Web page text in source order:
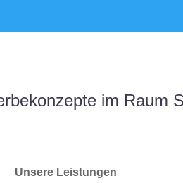
im Raum
Unsere Leistungen